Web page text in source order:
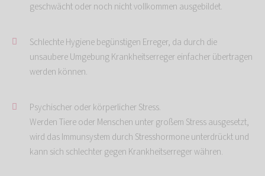
geschwächt oder noch nicht vollkommen ausgebildet.
Schlechte Hygiene begünstigen Erreger, da durch die
unsaubere Umgebung Krankheitserreger einfacher übertragen
werden können.
Psychischer oder körperlicher Stress.
Werden Tiere oder Menschen unter großem Stress ausgesetzt,
wird das Immunsystem durch Stresshormone unterdrückt und
kann sich schlechter gegen Krankheitserreger währen.